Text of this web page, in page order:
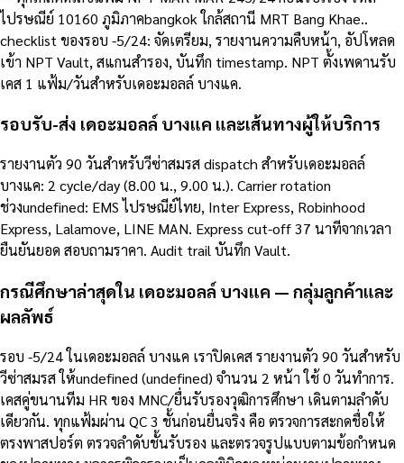
ไปรษณีย์ 10160 ภูมิภาคbangkok ใกล้สถานี MRT Bang Khae..
checklist ของรอบ -5/24: จัดเตรียม, รายงานความคืบหน้า, อัปโหลด
เข้า NPT Vault, สแกนสำรอง, บันทึก timestamp. NPT ตั้งเพดานรับ
เคส 1 แฟ้ม/วันสำหรับเดอะมอลล์ บางแค.
รอบรับ-ส่ง เดอะมอลล์ บางแค และเส้นทางผู้ให้บริการ
รายงานตัว 90 วันสำหรับวีซ่าสมรส dispatch สำหรับเดอะมอลล์
บางแค: 2 cycle/day (8.00 น., 9.00 น.). Carrier rotation
ช่วงundefined: EMS ไปรษณีย์ไทย, Inter Express, Robinhood
Express, Lalamove, LINE MAN. Express cut-off 37 นาทีจากเวลา
ยืนยันยอด สอบถามราคา. Audit trail บันทึก Vault.
กรณีศึกษาล่าสุดใน เดอะมอลล์ บางแค — กลุ่มลูกค้าและ
ผลลัพธ์
รอบ -5/24 ในเดอะมอลล์ บางแค เราปิดเคส รายงานตัว 90 วันสำหรับ
วีซ่าสมรส ให้undefined (undefined) จำนวน 2 หน้า ใช้ 0 วันทำการ.
เคสคู่ขนานทีม HR ของ MNC/ยื่นรับรองวุฒิการศึกษา เดินตามลำดับ
เดียวกัน. ทุกแฟ้มผ่าน QC 3 ชั้นก่อนยื่นจริง คือ ตรวจการสะกดชื่อให้
ตรงพาสปอร์ต ตรวจลำดับชั้นรับรอง และตรวจรูปแบบตามข้อกำหนด